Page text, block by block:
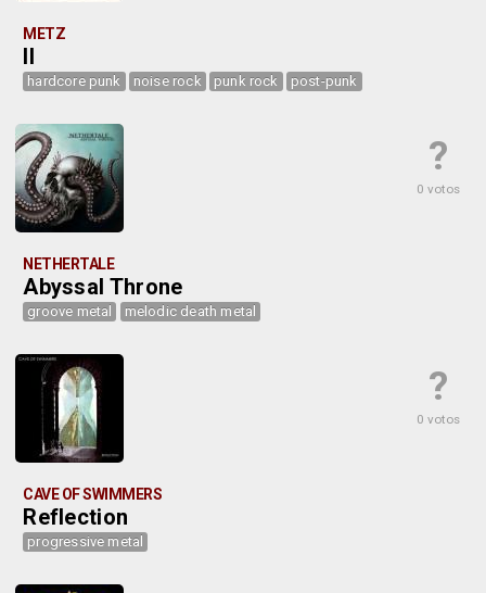
METZ
II
hardcore punk noise rock punk rock post-punk
?
0 votos
NETHERTALE
Abyssal Throne
groove metal melodic death metal
?
0 votos
CAVE OF SWIMMERS
Reflection
progressive metal